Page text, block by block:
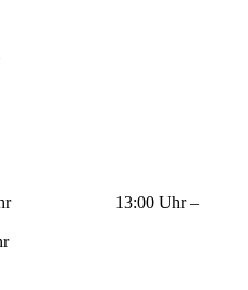
Uhr 13:00 Uhr –